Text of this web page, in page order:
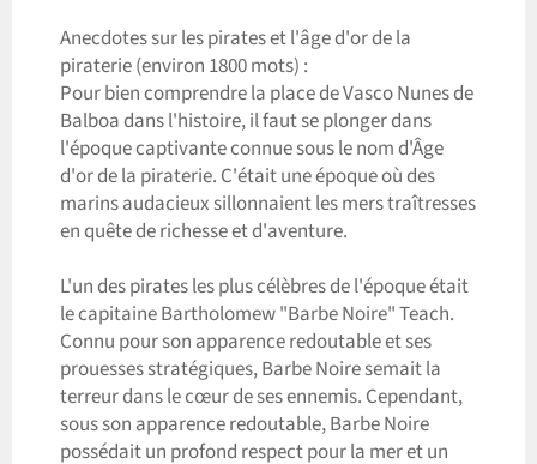
Anecdotes sur les pirates et l'âge d'or de la
piraterie (environ 1800 mots) :
Pour bien comprendre la place de Vasco Nunes de
Balboa dans l'histoire, il faut se plonger dans
l'époque captivante connue sous le nom d'Âge
d'or de la piraterie. C'était une époque où des
marins audacieux sillonnaient les mers traîtresses
en quête de richesse et d'aventure.
L'un des pirates les plus célèbres de l'époque était
le capitaine Bartholomew "Barbe Noire" Teach.
Connu pour son apparence redoutable et ses
prouesses stratégiques, Barbe Noire semait la
terreur dans le cœur de ses ennemis. Cependant,
sous son apparence redoutable, Barbe Noire
possédait un profond respect pour la mer et un